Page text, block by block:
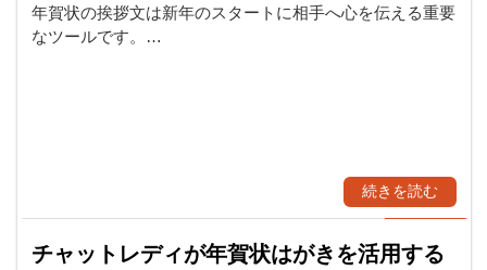
年賀状の挨拶文は新年のスタートに相手へ心を伝える重要
なツールです。…
続きを読む
チャットレディが年賀状はがきを活用する